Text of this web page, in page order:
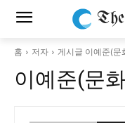
홈 저자 게시글 이예준(문
이예준(문